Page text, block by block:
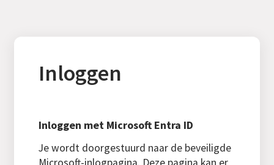
Inloggen
Inloggen met Microsoft Entra ID
Je wordt doorgestuurd naar de beveiligde